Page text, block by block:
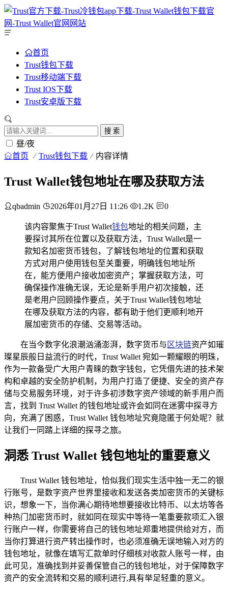
首页
Trust钱包下载
Trust移动端下载
Trust IOS下载
Trust安卓版下载
搜 索
昼/夜
首页 Trust钱包下载 内容详情
Trust Wallet钱包地址在哪及获取方法
qbadmin 2026年01月27日 11:26 1.2K 0
该内容聚焦于Trust Wallet钱包地址的相关问题，主
要探讨其所在位置以及获取方法，Trust Wallet是一
款知名加密货币钱包，了解钱包地址的位置和获取
方式对用户使用钱包至关重要，明确钱包地址所
在，能方便用户接收加密资产；掌握获取方法，可
确保操作准确无误，无论是新手用户初次接触，还
是老用户回顾操作要点，关于Trust Wallet钱包地址
在哪及获取方法的内容，都有助于他们更顺利地开
展加密货币的存储、交易等活动。
在当今数字化浪潮汹涌澎湃，数字货币与 区块链资产如璀
璨星辰般日益流行的时代，Trust Wallet 宛如一颗耀眼的明珠，
作为一款备受广大用户青睐的数字钱包，它凭借先进的技术架
构和卓越的安全防护机制，为用户打造了便捷、安全的资产存
储与交易服务环境，对于许多初涉数字资产领域的新手用户而
言，找到 Trust Wallet 的钱包地址或许会如同在迷雾中探寻方
向，充满了困惑，Trust Wallet 钱包地址究竟隐匿于何处呢？就
让我们一同踏上详细的探寻之旅。
洞悉 Trust Wallet 钱包地址的重要意义
Trust Wallet 钱包地址，恰似我们现实生活中独一无二的银
行账号，是数字资产世界里接收和发送各类加密货币的关键标
识，想象一下，当你满心期待地想要接收比特币、以太坊等各
种热门加密货币时，就如同在现实中等待一笔重要款项汇入银
行账户一样，你需要将自己的钱包地址郑重地提供给对方，而
当你打算进行资产转出操作时，也必须准确无误地输入对方的
钱包地址，就像在填写汇款单时仔细核对收款人账号一样，由
此可见，准确找到并妥善保管自己的钱包地址，对于保障数字
资产的安全流转和交易的顺利进行,具有举足轻重的意义。